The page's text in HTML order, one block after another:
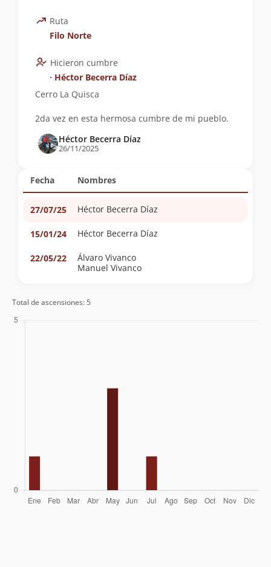
Fecha Nombres
27/07/25 Héctor Becerra Díaz
15/01/24 Héctor Becerra Díaz
22/05/22
Álvaro Vivanco
Manuel Vivanco
Ruta
Filo Norte
Hicieron cumbre
∙ Héctor Becerra Díaz
Cerro La Quisca
2da vez en esta hermosa cumbre de mi pueblo.
Héctor Becerra Díaz
26/11/2025
Total de ascensiones: 5